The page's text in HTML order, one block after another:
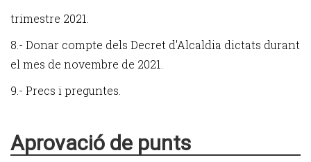
trimestre 2021.
8.- Donar compte dels Decret d'Alcaldia dictats durant
el mes de novembre de 2021.
9.- Precs i preguntes.
Aprovació de punts